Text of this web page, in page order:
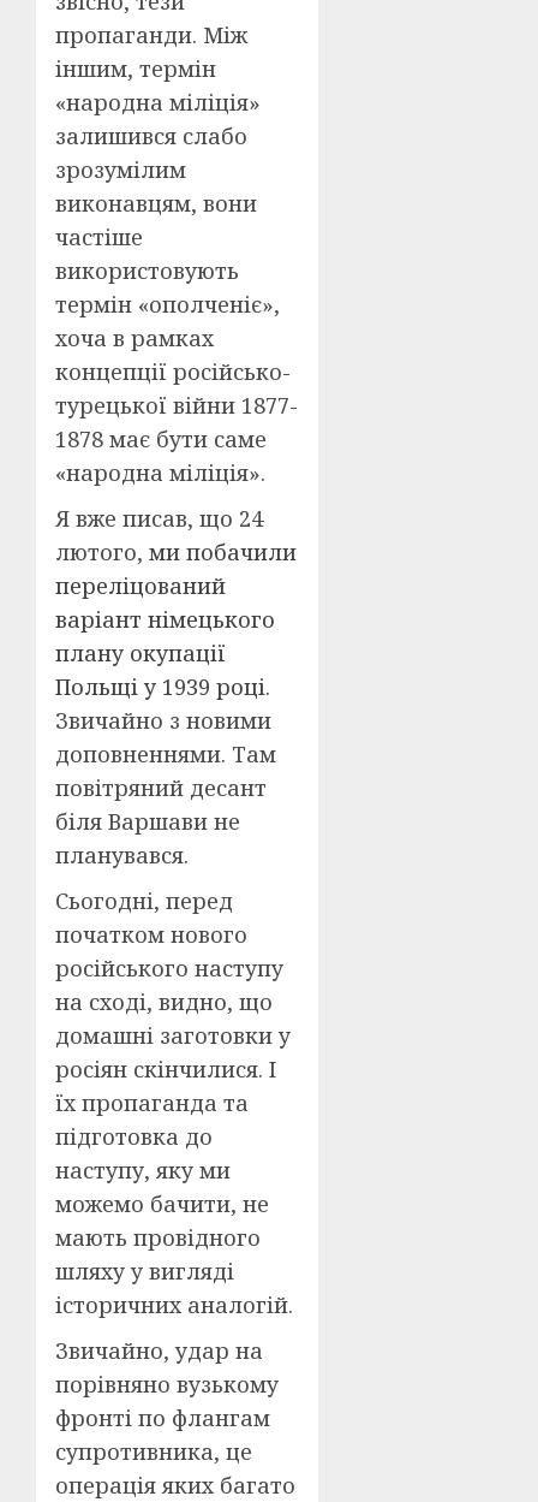
пропаганди. Між
іншим, термін
«народна міліція»
залишився слабо
зрозумілим
виконавцям, вони
частіше
використовують
термін «ополченіє»,
хоча в рамках
концепції російсько-
турецької війни 1877-
1878 має бути саме
«народна міліція».
Я вже писав, що 24
лютого, ми побачили
переліцований
варіант німецького
плану окупації
Польщі у 1939 році.
Звичайно з новими
доповненнями. Там
повітряний десант
біля Варшави не
планувався.
Сьогодні, перед
початком нового
російського наступу
на сході, видно, що
домашні заготовки у
росіян скінчилися. І
їх пропаганда та
підготовка до
наступу, яку ми
можемо бачити, не
мають провідного
шляху у вигляді
історичних аналогій.
Звичайно, удар на
порівняно вузькому
фронті по флангам
супротивника, це
операція яких багато